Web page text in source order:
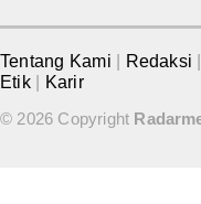
Tentang Kami Redaksi
Etik
Karir
© 2026 Copyright